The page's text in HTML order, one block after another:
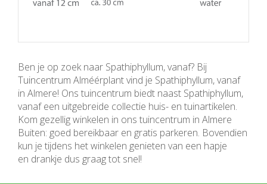
Ben je op zoek naar Spathiphyllum, vanaf? Bij
Tuincentrum Alméérplant vind je Spathiphyllum, vanaf
in Almere! Ons tuincentrum biedt naast Spathiphyllum,
vanaf een uitgebreide collectie huis- en tuinartikelen.
Kom gezellig winkelen in ons tuincentrum in Almere
Buiten: goed bereikbaar en gratis parkeren. Bovendien
kun je tijdens het winkelen genieten van een hapje
en drankje dus graag tot snel!